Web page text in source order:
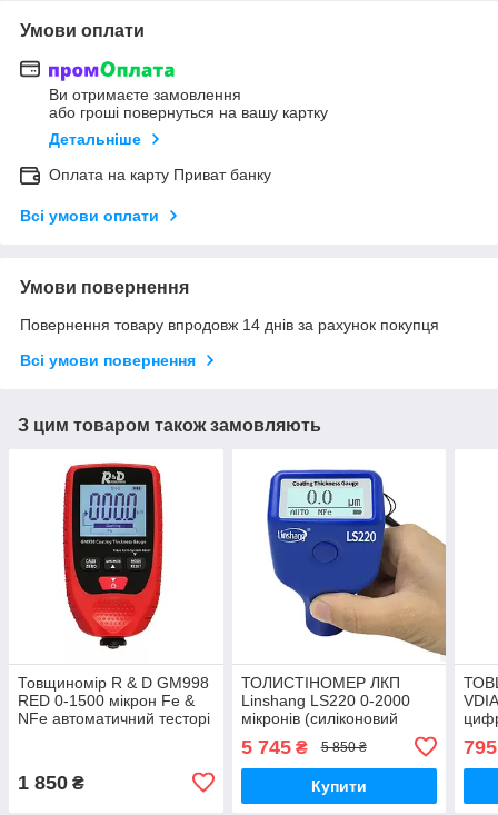
Умови оплати
Ви отримаєте замовлення
або гроші повернуться на вашу картку
Детальніше
Оплата на карту Приват банку
Всі умови оплати
Умови повернення
Повернення товару впродовж 14 днів за рахунок покупця
Всі умови повернення
З цим товаром також замовляють
Товщиномір R & D GM998
RED 0-1500 мікрон Fe &
NFe автоматичний тесторі
1 850 ₴
ТОЛИСТІНОМЕР ЛКП
Linshang LS220 0-2000
мікронів (силіконовий
5 745₴ 5 850 ₴
Купити
795